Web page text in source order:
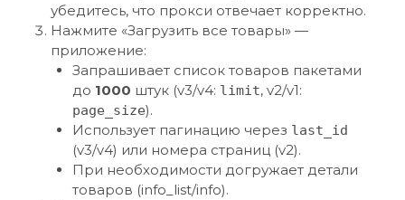
убедитесь, что прокси отвечает корректно.
Нажмите «Загрузить все товары» —
приложение:
Запрашивает список товаров пакетами
до 1000 штук (v3/v4: limit
page_size).
Использует пагинацию через last_id
(v3/v4) или номера страниц (v2).
При необходимости догружает детали
товаров (info_list/info).